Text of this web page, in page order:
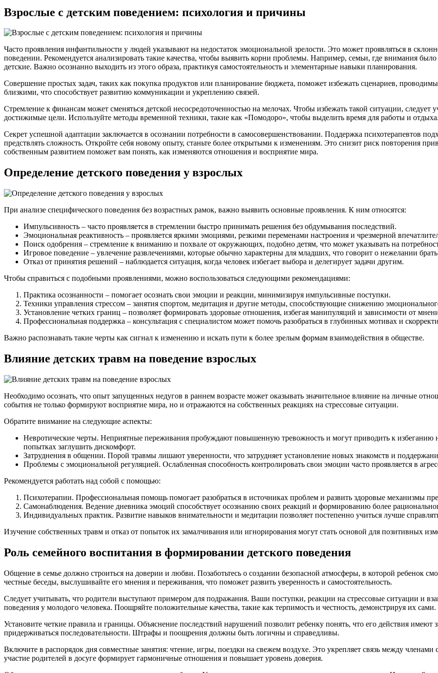
Взрослые с детским поведением: психология и причины
Часто проявления инфантильности у людей указывают на недостаток эмоциональной зрелости. Это может проявляться в
поведении. Рекомендуется анализировать такие качества, чтобы выявить корни проблемы. Например, семьи, где внимания
детские. Важно осознанно выходить из этого образа, практикуя самостоятельность и элементарные навыки планирования.
Совершение простых задач, таких как покупка продуктов или планирование бюджета, поможет избежать сценариев,
близкими, что способствует развитию коммуникации и укреплению связей.
Стремление к финансам может сменяться детской несосредоточенностью на мелочах. Чтобы избежать такой ситуации, следует
достижимые цели. Используйте методы временной техники, такие как «Помодоро», чтобы выделить время для работы и отдыха.
Секрет успешной адаптации заключается в осознании потребности в самосовершенствовании. Поддержка психотерапевтов
предствлять сложность. Откройте себя новому опыту, станьте более открытыми к изменениям. Это снизит риск повторения
собственным развитием поможет вам понять, как изменяются отношения и восприятие мира.
Определение детского поведения у взрослых
При анализе специфического поведения без возрастных рамок, важно выявить основные проявления. К ним относятся:
Импульсивность – часто проявляется в стремлении быстро принимать решения без обдумывания последствий.
Эмоциональная реактивность – проявляется яркими эмоциями, резкими переменами настроения и чрезмерной
Поиск одобрения – стремление к вниманию и похвале от окружающих, подобно детям, что может указывать на
Игровое поведение – увлечение развлечениями, которые обычно характерны для младших, что говорит о нежелании брать
Отказ от принятия решений – наблюдается ситуация, когда человек избегает выбора и делегирует задачи другим.
Чтобы справиться с подобными проявлениями, можно воспользоваться следующими рекомендациями:
Практика осознанности – помогает осознать свои эмоции и реакции, минимизируя импульсивные поступки.
Техники управления стрессом – занятия спортом, медитация и другие методы, способствующие снижению
Установление четких границ – позволяет формировать здоровые отношения, избегая манипуляций и зависимости от
Профессиональная поддержка – консультация с специалистом может помочь разобраться в глубинных мотивах и
Важно распознавать такие черты как сигнал к изменению и искать пути к более зрелым формам взаимодействия в обществе.
Влияние детских травм на поведение взрослых
Необходимо осознать, что опыт запущенных недугов в раннем возрасте может оказывать значительное влияние на личные
события не только формируют восприятие мира, но и отражаются на собственных реакциях на стрессовые ситуации.
Обратите внимание на следующие аспекты:
Невротические черты. Неприятные переживания пробуждают повышенную тревожность и могут приводить к избеганию
попытках заглушить дискомфорт.
Затруднения в общении. Порой травмы лишают уверенности, что затрудняет установление новых знакомств и
Проблемы с эмоциональной регуляцией. Ослабленная способность контролировать свои эмоции часто проявляется в
Рекомендуется работать над собой с помощью:
Психотерапии. Профессиональная помощь помогает разобраться в источниках проблем и развить здоровые механизмы
Самонаблюдения. Ведение дневника эмоций способствует осознанию своих реакций и формированию более
Индивидуальных практик. Развитие навыков внимательности и медитации позволяет постепенно учиться лучше
Изучение собственных травм и отказ от попыток их замалчивания или игнорирования могут стать основой для позитивных
Роль семейного воспитания в формировании детского поведения
Общение в семье должно строиться на доверии и любви. Позаботьтесь о создании безопасной атмосферы, в которой ребенок
честные беседы, выслушивайте его мнения и переживания, что поможет развить уверенность и самостоятельность.
Следует учитывать, что родители выступают примером для подражания. Ваши поступки, реакции на стрессовые ситуации и
поведения у молодого человека. Поощряйте положительные качества, такие как терпимость и честность, демонстрируя их сами.
Установите четкие правила и границы. Объяснение последствий нарушений позволит ребенку понять, что его действия
придерживаться последовательности. Штрафы и поощрения должны быть логичны и справедливы.
Включите в распорядок дня совместные занятия: чтение, игры, поездки на свежем воздухе. Это укрепляет связь между
участие родителей в досуге формирует гармоничные отношения и повышает уровень доверия.